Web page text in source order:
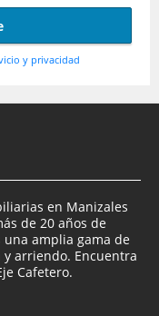
y privacidad
en Manizales
de 20 años de
amplia gama de
y arriendo. Encuentra
Cafetero.